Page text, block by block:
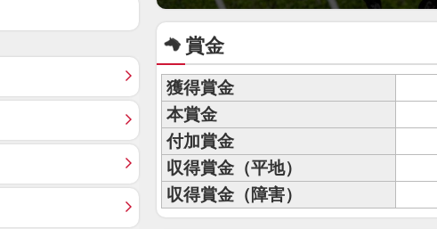
賞金
獲得賞金
本賞金
付加賞金
収得賞金（平地）
収得賞金（障害）